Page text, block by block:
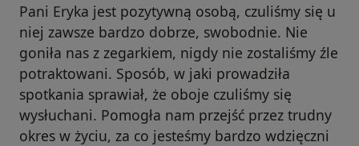
Pani Eryka jest pozytywną osobą, czuliśmy się u
niej zawsze bardzo dobrze, swobodnie. Nie
goniła nas z zegarkiem, nigdy nie zostaliśmy źle
potraktowani. Sposób, w jaki prowadziła
spotkania sprawiał, że oboje czuliśmy się
wysłuchani. Pomogła nam przejść przez trudny
okres w życiu, za co jesteśmy bardzo wdzięczni